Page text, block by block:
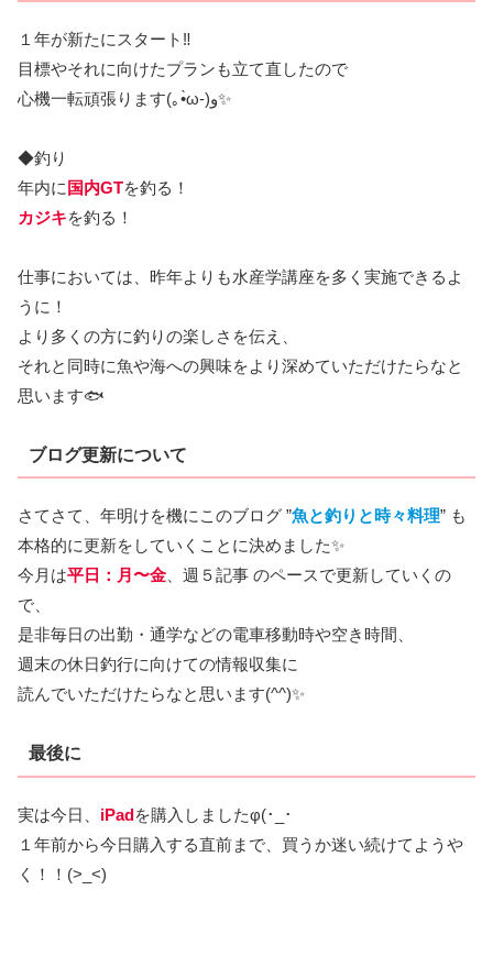
１年が新たにスタート‼️
目標やそれに向けたプランも立て直したので
心機一転頑張ります(｡•̀ω-)و✨
◆釣り
年内に 国内GTを釣る！
カジキを釣る！
仕事においては、昨年よりも水産学講座を多く実施できるよ
うに！
より多くの方に釣りの楽しさを伝え、
それと同時に魚や海への興味をより深めていただけたらなと
思います🐟
ブログ更新について
さてさて、年明けを機にこのブログ ”魚と釣りと時々料理” も
本格的に更新をしていくことに決めました✨
今月は平日：月〜金、週５記事 のペースで更新していくの
で、
是非毎日の出勤・通学などの電車移動時や空き時間、
週末の休日釣行に向けての情報収集に
読んでいただけたらなと思います(^^)✨
最後に
実は今日、 iPadを購入しましたφ(･_･
１年前から今日購入する直前まで、買うか迷い続けてようや
く！！(>_<)